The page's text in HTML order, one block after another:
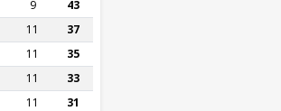
9 43
11 37
11 35
11 33
11 31